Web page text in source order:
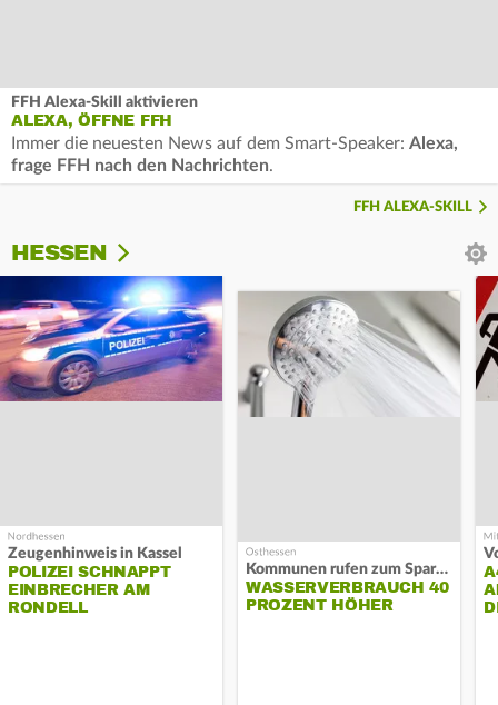
FFH Alexa-Skill aktivieren
ALEXA, ÖFFNE FFH
Immer die neuesten News auf dem Smart-Speaker: Alexa,
frage FFH nach den Nachrichten.
FFH ALEXA-SKILL
HESSEN
Zeugenhinweis in Kassel
POLIZEI SCHNAPPT
EINBRECHER AM
RONDELL
Kommunen rufen zum Sparen auf
WASSERVERBRAUCH 40
PROZENT HÖHER